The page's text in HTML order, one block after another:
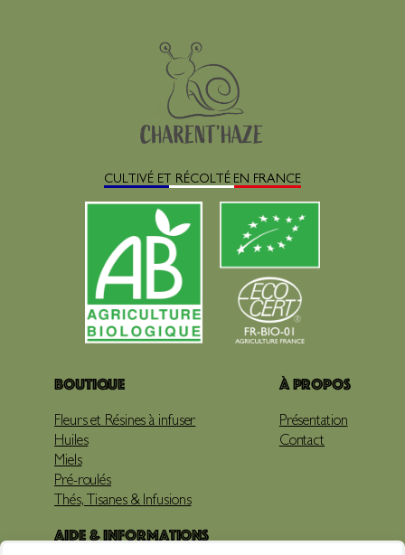
CULTIVÉ ET RÉCOLTÉ EN FRANCE
Boutique
Fleurs et Résines à infuser
Huiles
Miels
Pré-roulés
Thés, Tisanes & Infusions
À propos
Présentation
Contact
Aide & Informations